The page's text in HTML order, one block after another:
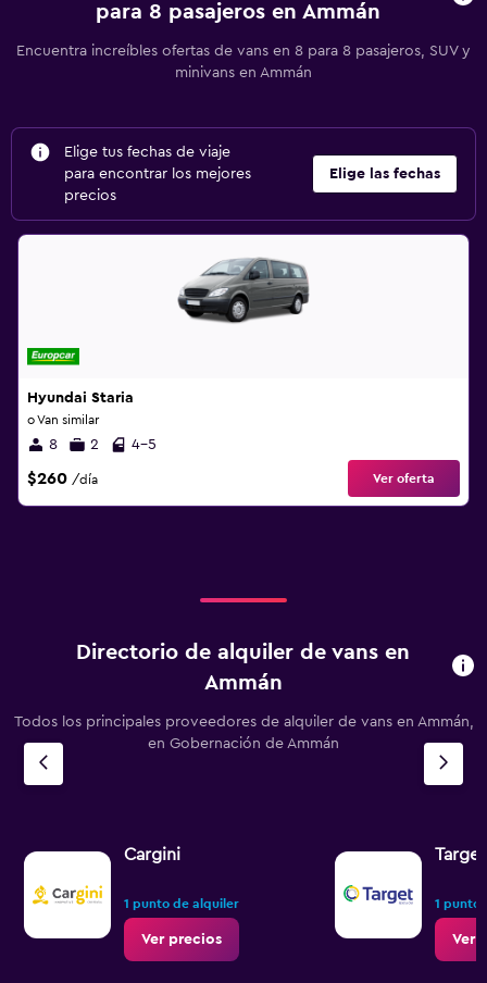
para 8 pasajeros en Ammán
Encuentra increíbles ofertas de vans en 8 para 8 pasajeros, SUV y
minivans en Ammán
Elige tus fechas de viaje
para encontrar los mejores
precios
Elige las fechas
Hyundai Staria
o Van similar
8 2 4-5
$260 /día Ver oferta
Directorio de alquiler de vans en
Ammán
Todos los principales proveedores de alquiler de vans en Ammán,
en Gobernación de Ammán
Cargini
1 punto de alquiler
Ver precios
1 punto
Ver